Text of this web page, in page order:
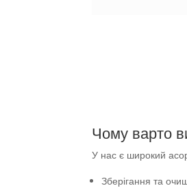
Чому варто
У нас є широкий
Зберігання та